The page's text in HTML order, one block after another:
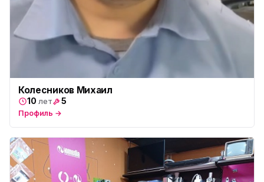
ю пр. Христиновский 28, Всеволожск
Колесников Михаил
10 лет 5
Профиль →